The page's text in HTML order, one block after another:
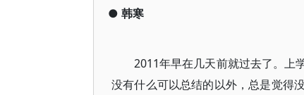
● 韩寒
2011年早在几天前就过去了。上
没有什么可以总结的以外，总是觉得